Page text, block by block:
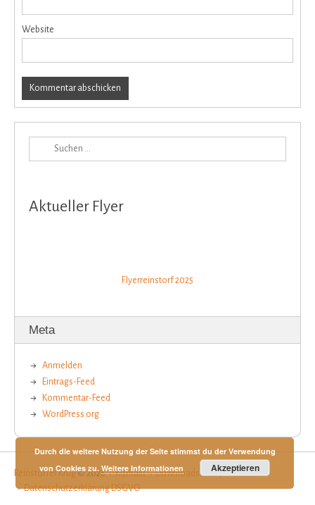
Website
Aktueller Flyer
Flyerreinstorf 2025
Meta
Anmelden
Eintrags-Feed
Kommentar-Feed
WordPress.org
Reinstorfer Krug© 2026 Kontakt Downloads
Impressum
Datenschutzerklärung DSGVO
Durch die weitere Nutzung der Seite stimmst du der Verwendung
von Cookies zu.Weitere Informationen Akzeptieren